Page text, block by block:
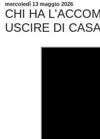
mercoledì 13 maggio 2026
CHI HA
USCIRE DI